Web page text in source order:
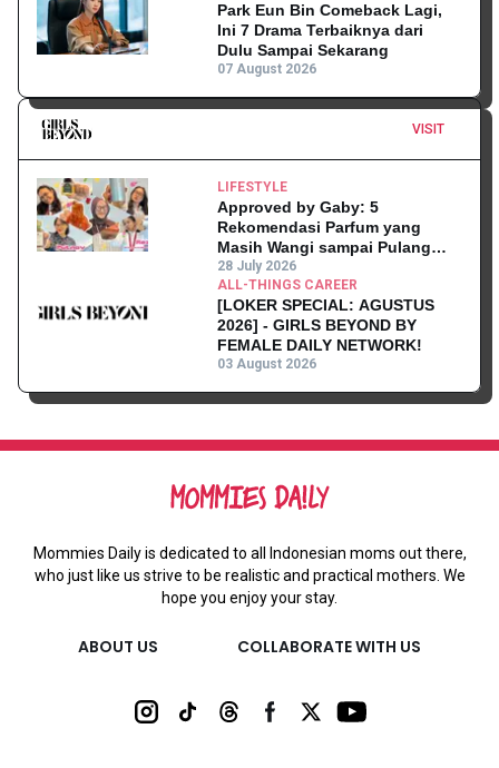
Park Eun Bin Comeback Lagi,
Ini 7 Drama Terbaiknya dari
Dulu Sampai Sekarang
07 August 2026
VISIT
LIFESTYLE
Approved by Gaby: 5
Rekomendasi Parfum yang
Masih Wangi sampai Pulang
Kantor
28 July 2026
ALL-THINGS CAREER
[LOKER SPECIAL: AGUSTUS
2026] - GIRLS BEYOND BY
FEMALE DAILY NETWORK!
03 August 2026
Mommies Daily is dedicated to all Indonesian moms out there,
who just like us strive to be realistic and practical mothers. We
hope you enjoy your stay.
ABOUT US COLLABORATE WITH US